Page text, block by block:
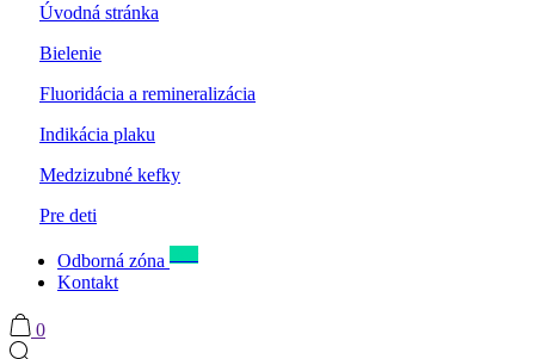
Úvodná stránka
Bielenie
Fluoridácia a remineralizácia
Indikácia plaku
Medzizubné kefky
Pre deti
Odborná zóna
Kontakt
0